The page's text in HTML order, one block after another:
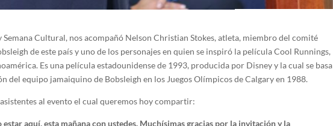
Semana Cultural, nos acompañó Nelson Christian Stokes, atleta, miembro del comité
de este país y uno de los personajes en quien se inspiró la película Cool Runnings,
Es una película estadounidense de 1993, producida por Disney y la cual se basa
del equipo jamaiquino de Bobsleigh en los Juegos Olímpicos de Calgary en 1988.
al evento el cual queremos hoy compartir:
estar aquí, esta mañana con ustedes. Muchísimas gracias por la invitación y la